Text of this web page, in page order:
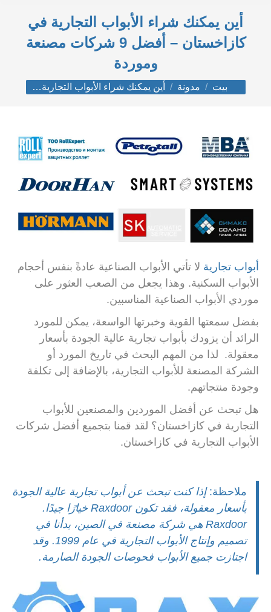
أين يمكنك شراء الأبواب التجارية في
كازاخستان – أفضل 9 شركات مصنعة
وموردة
أنت هنا:
بيت مدونة أين يمكنك شراء الأبواب التجارية…
أبواب تجارية لا تأتي الأبواب الصناعية عادةً بنفس أحجام
الأبواب السكنية. وهذا يجعل من الصعب العثور على
موردي الأبواب الصناعية المناسبين.
بفضل سمعتها القوية وخبرتها الواسعة، يمكن للمورد
الرائد أن يزودك بأبواب تجارية عالية الجودة بأسعار
معقولة. لذا من المهم البحث في تاريخ المورد أو
الشركة المصنعة للأبواب التجارية، بالإضافة إلى تكلفة
وجودة منتجاتهم.
هل تبحث عن أفضل الموردين والمصنعين للأبواب
التجارية في كازاخستان؟ لقد قمنا بتجميع أفضل شركات
الأبواب التجارية في كازاخستان.
ملاحظة:إذا كنت تبحث عن أبواب تجارية عالية الجودة
بأسعار معقولة، فقد تكون Raxdoor خيارًا جيدًا.
Raxdoor هي شركة مصنعة في الصين، بدأنا في
تصميم وإنتاج الأبواب التجارية في عام 1999. وقد
اجتازت جميع الأبواب فحوصات الجودة الصارمة.